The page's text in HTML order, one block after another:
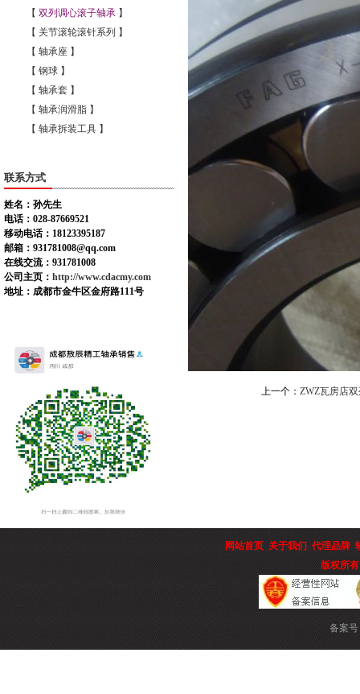
【 双列调心滚子轴承 】
【 关节滚轮滚针系列 】
【 轴承座 】
【 钢球 】
【 轴承套 】
【 轴承润滑脂 】
【 轴承拆装工具 】
联系方式
姓名：孙先生
电话：028-87669521
移动电话：18123395187
邮箱：931781008@qq.com
在线交流：931781008
公司主页： http://www.cdacmy.com
地址：成都市金牛区金府路111号
上一个： ZWZ瓦房店
网站首页 关于我们 代理品牌
版权所
备案号